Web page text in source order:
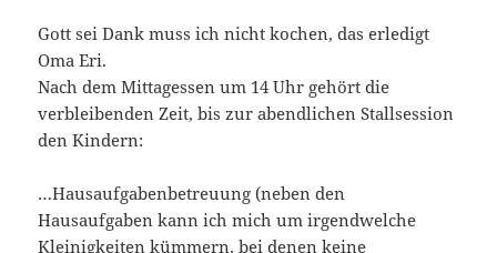
Gott sei Dank muss ich nicht kochen, das erledigt
Oma Eri.
Nach dem Mittagessen um 14 Uhr gehört die
verbleibenden Zeit, bis zur abendlichen Stallsession
den Kindern:
…Hausaufgabenbetreuung (neben den
Hausaufgaben kann ich mich um irgendwelche
Kleinigkeiten kümmern, bei denen keine